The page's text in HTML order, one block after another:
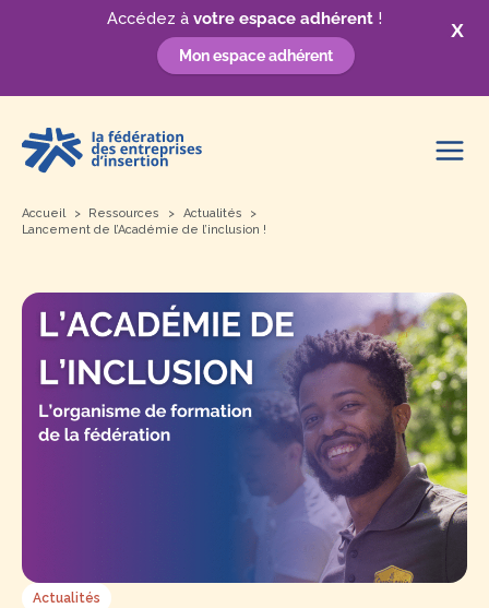
X
Accédez à votre espace adhérent !
Mon espace adhérent
contenu
Accueil Ressources
Actualités
Lancement de l’Académie de l’inclusion !
Actualités